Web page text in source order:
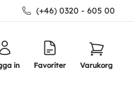
(+46) 0320 - 605 00
in Favoriter Varukorg